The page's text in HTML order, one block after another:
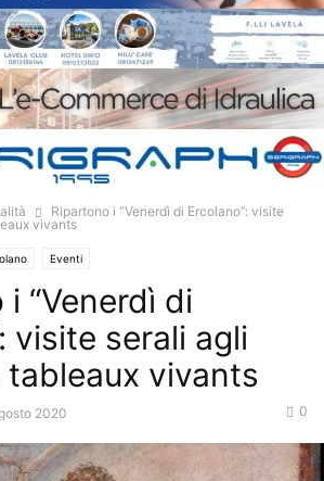
Ripartono i “Venerdì di Ercolano”: visite
vivants
Eventi
“Venerdì di
visite serali agli
vivants
2020 0